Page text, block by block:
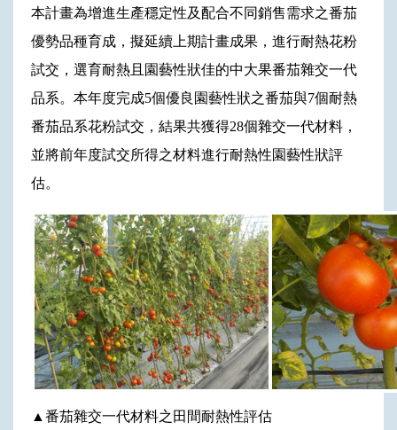
本計畫為增進生產穩定性及配合不同銷售需求之番茄
優勢品種育成，擬延續上期計畫成果，進行耐熱花粉
試交，選育耐熱且園藝性狀佳的中大果番茄雜交一代
品系。本年度完成5個優良園藝性狀之番茄與7個耐熱
番茄品系花粉試交，結果共獲得28個雜交一代材料，
並將前年度試交所得之材料進行耐熱性園藝性狀評
估。
▲番茄雜交一代材料之田間耐熱性評估